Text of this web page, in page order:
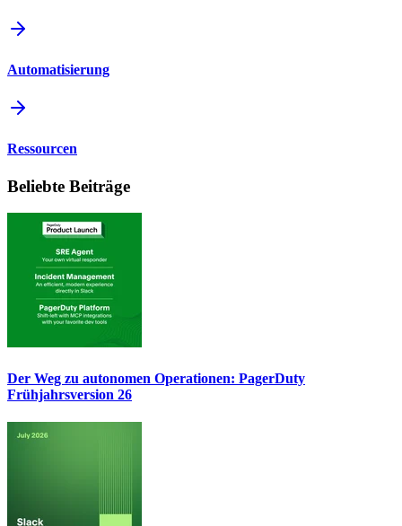
Automatisierung
Ressourcen
Beliebte Beiträge
Der Weg zu autonomen Operationen: PagerDuty
Frühjahrsversion 26